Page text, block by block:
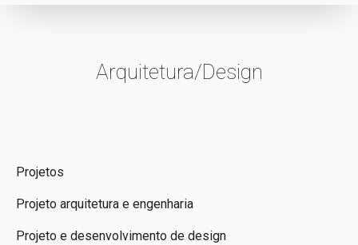
Arquitetura/Design
Projetos
Projeto arquitetura e engenharia
Projeto e desenvolvimento de design